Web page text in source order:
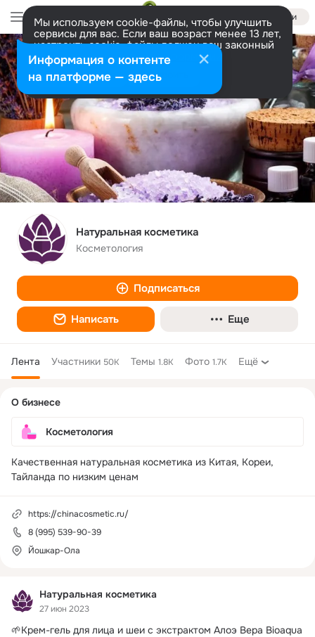
Войти
Мы используем cookie-файлы, чтобы улучшить
сервисы для вас. Если ваш возраст менее 13 лет,
настроить cookie-файлы должен ваш законный
представитель. Больше информации
Разрешить все Настроить
Натуральная косметика
Косметология
Подписаться
Написать Еще
Лента Участники 50K Темы 1.8K Фото 1.7K Ещё
Натуральная косметика
27 июн 2023
🌱Крем-гель для лица и шеи с экстрактом Алоэ Вера Bioaqua
колонка
О бизнесе
Косметология
Качественная натуральная косметика из Китая, Кореи,
Тайланда по низким ценам
https://chinacosmetic.ru/
8 (995) 539-90-39
Йошкар-Ола
Информация о контенте
на платформе — здесь